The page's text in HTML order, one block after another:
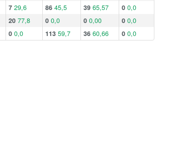
7 29,6 86 45,5 39 65,57 0 0,0
20 77,8 0 0,0 0 0,00 0 0,0
0 0,0 113 59,7 36 60,66 0 0,0